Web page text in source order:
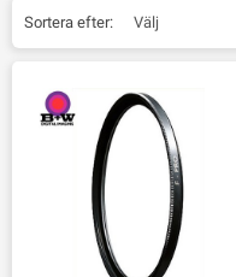
Sortera efter: Välj